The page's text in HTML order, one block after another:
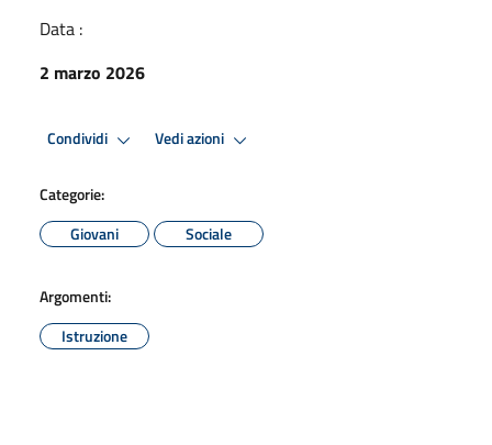
Data :
2 marzo 2026
Condividi Vedi azioni
Categorie:
Giovani
Sociale
Argomenti:
Istruzione